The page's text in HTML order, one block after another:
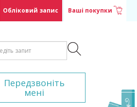
Обліковий запис Ваші покупки
Передзвоніть
мені